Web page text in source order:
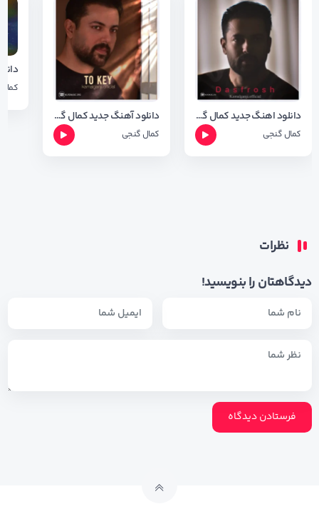
دانلود اهنگ جدید کمال گنجی بنام دسفروش با کیفیت Orginal
کمال گنجی
دانلود آهنگ جدید کمال گنجی به نام تو که ی + متن اهنگ
کمال گنجی
نظرات
دیدگاهتان را بنویسید!